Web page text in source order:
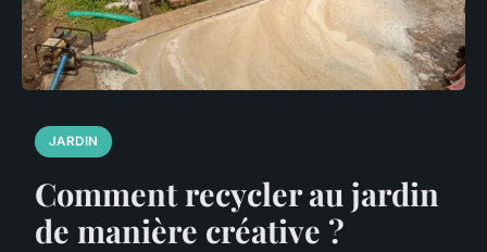
JARDIN
Comment recycler au jardin
de manière créative ?